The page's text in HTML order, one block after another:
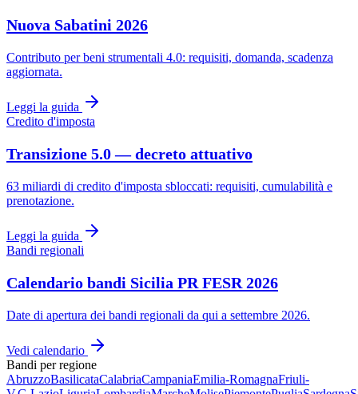
Nuova Sabatini 2026
Contributo per beni strumentali 4.0: requisiti, domanda, scadenza
aggiornata.
Leggi la guida
Credito d'imposta
Transizione 5.0 — decreto attuativo
63 miliardi di credito d'imposta sbloccati: requisiti, cumulabilità e
prenotazione.
Leggi la guida
Bandi regionali
Calendario bandi Sicilia PR FESR 2026
Date di apertura dei bandi regionali da qui a settembre 2026.
Vedi calendario
Bandi per regione
AbruzzoBasilicataCalabriaCampaniaEmilia-RomagnaFriuli-